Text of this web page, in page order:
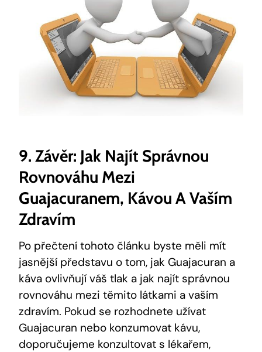
9. Závěr: Jak Najít Správnou
Rovnováhu Mezi
Guajacuranem, Kávou A Vaším
Zdravím
Po přečtení tohoto článku byste měli mít
jasnější představu o tom, jak Guajacuran a
káva ovlivňují váš tlak a jak najít správnou
rovnováhu mezi těmito látkami a vaším
zdravím. Pokud se rozhodnete užívat
Guajacuran nebo konzumovat kávu,
doporučujeme konzultovat s lékařem,